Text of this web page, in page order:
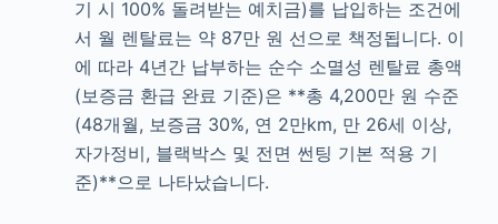
기 시 100% 돌려받는 예치금)를 납입하는 조건에
서 월 렌탈료는 약 87만 원 선으로 책정됩니다. 이
에 따라 4년간 납부하는 순수 소멸성 렌탈료 총액
(보증금 환급 완료 기준)은 **총 4,200만 원 수준
(48개월, 보증금 30%, 연 2만km, 만 26세 이상,
자가정비, 블랙박스 및 전면 썬팅 기본 적용 기
준)**으로 나타났습니다.